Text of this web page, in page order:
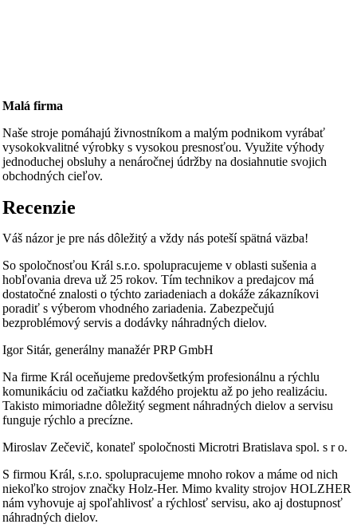
Malá firma
Naše stroje pomáhajú živnostníkom a malým podnikom vyrábať
vysokokvalitné výrobky s vysokou presnosťou. Využite výhody
jednoduchej obsluhy a nenáročnej údržby na dosiahnutie svojich
obchodných cieľov.
Recenzie
Váš názor je pre nás dôležitý a vždy nás poteší spätná väzba!
So spoločnosťou Král s.r.o. spolupracujeme v oblasti sušenia a
hobľovania dreva už 25 rokov. Tím technikov a predajcov má
dostatočné znalosti o týchto zariadeniach a dokáže zákazníkovi
poradiť s výberom vhodného zariadenia. Zabezpečujú
bezproblémový servis a dodávky náhradných dielov.
Igor Sitár, generálny manažér PRP GmbH
Na firme Král oceňujeme predovšetkým profesionálnu a rýchlu
komunikáciu od začiatku každého projektu až po jeho realizáciu.
Takisto mimoriadne dôležitý segment náhradných dielov a servisu
funguje rýchlo a precízne.
Miroslav Zečevič, konateľ spoločnosti Microtri Bratislava spol. s r o.
S firmou Král, s.r.o. spolupracujeme mnoho rokov a máme od nich
niekoľko strojov značky Holz-Her. Mimo kvality strojov HOLZHER
nám vyhovuje aj spoľahlivosť a rýchlosť servisu, ako aj dostupnosť
náhradných dielov.